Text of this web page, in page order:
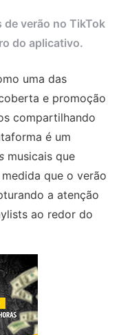
de verão no TikTok
do aplicativo.
uma das
e promoção
compartilhando
é um
musicais que
medida que o verão
a atenção
ao redor do